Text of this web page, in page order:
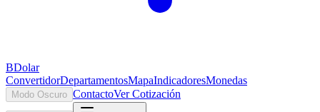
BDolar
ConvertidorDepartamentosMapaIndicadoresMonedas
Modo Oscuro ContactoVer Cotización